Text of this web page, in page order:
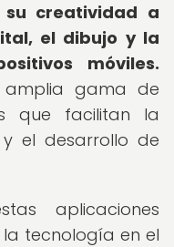
creatividad a
el dibujo y la
móviles.
amplia gama de
que facilitan la
el desarrollo de
aplicaciones
tecnología en el